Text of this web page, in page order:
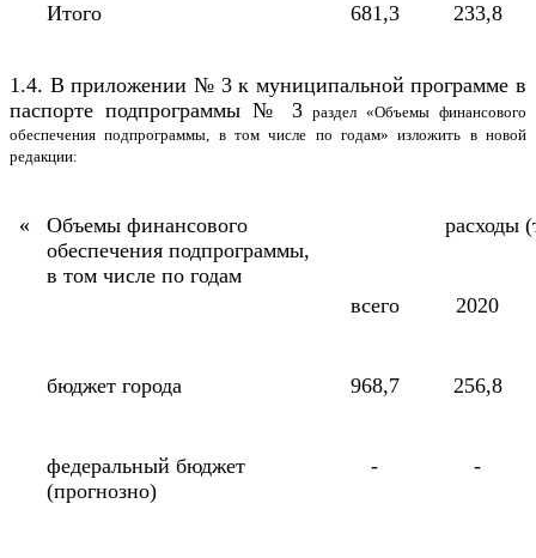
Итого 681,3 233,8
1.4. В приложении № 3 к муниципальной программе в
паспорте подпрограммы № 3раздел «Объемы финансового
обеспечения подпрограммы, в том числе по годам» изложить в новой
редакции:
«
Объемы финансового
обеспечения подпрограммы,
в том числе по годам
расходы
всего 2020
бюджет города 968,7 256,8
федеральный бюджет
(прогнозно)
- -